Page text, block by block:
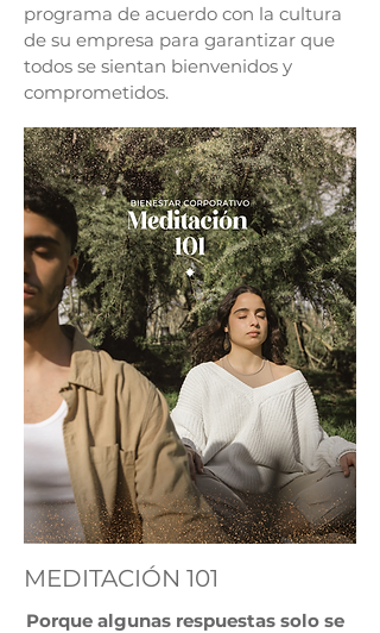
programa de acuerdo con la cultura
de su empresa para garantizar que
todos se sientan bienvenidos y
comprometidos.
MEDITACIÓN 101
Porque algunas respuestas solo se